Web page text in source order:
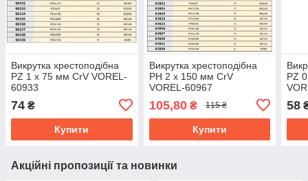
Викрутка хрестоподібна
PZ 1 х 75 мм CrV VOREL-
60933
74 ₴
Купити
Викрутка хрестоподібна
PH 2 х 150 мм CrV
VOREL-60967
105,80₴ 115 ₴
Купити
PZ
58
Акційні пропозиції та новинки